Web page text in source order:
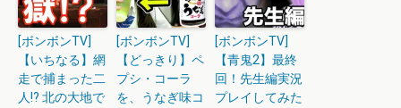
[ボンボンTV]
【いちなる】網
走で捕まった二
人!? 北の大地で
[ボンボンTV]
【どっきり】ペ
プシ・コーラ
を、うなぎ味コ
[ボンボンTV]
【青鬼2】最終
回！先生編実況
プレイしてみた